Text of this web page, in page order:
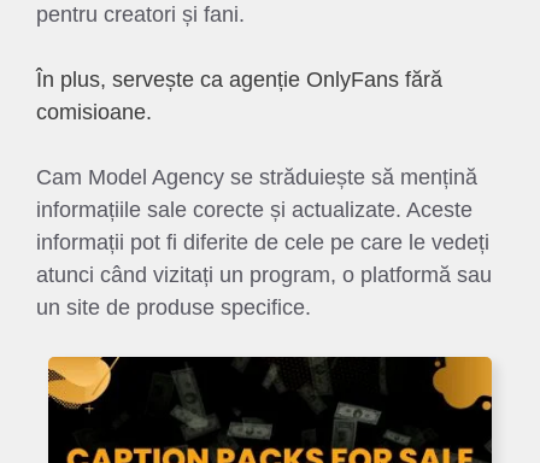
pentru creatori și fani.
În plus, servește ca agenție OnlyFans fără
comisioane.
Cam Model Agency se străduiește să mențină
informațiile sale corecte și actualizate. Aceste
informații pot fi diferite de cele pe care le vedeți
atunci când vizitați un program, o platformă sau
un site de produse specifice.